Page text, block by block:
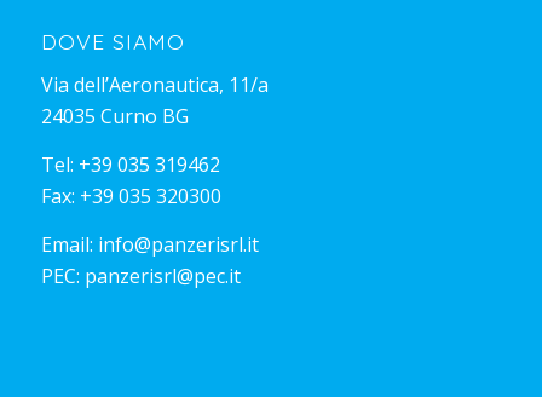
DOVE SIAMO
Via dell’Aeronautica, 11/a
24035 Curno BG
Tel: +39 035 319462
Fax: +39 035 320300
Email: info@panzerisrl.it
PEC: panzerisrl@pec.it